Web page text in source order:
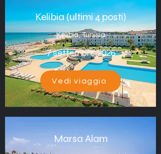
Kelibia (ultimi 4 posti)
Kélibia, Tunisia
7 settembre 2026
Vedi viaggio
Marsa Alam